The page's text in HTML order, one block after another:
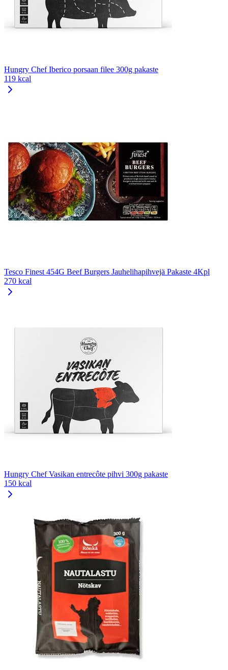
Hungry Chef Iberico porsaan filee 300g pakaste
119 kcal
Tesco Finest 454G Beef Burgers Jauhelihapihvejä Pakaste 4Kpl
270 kcal
Hungry Chef Vasikan entrecôte pihvi 300g pakaste
150 kcal